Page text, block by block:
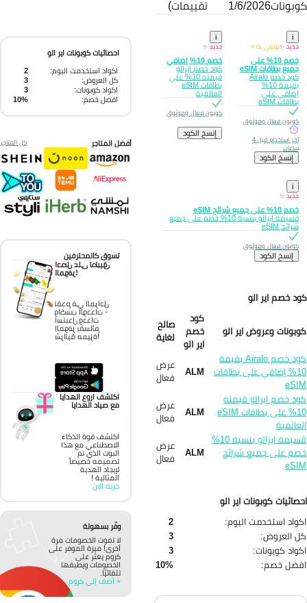
1/6/2026 تقييمات)
i
جديد ✨نوصي به ⭐
خصم 10% على
جميع بطاقات eSIM
كود خصم Airalo
بقيمة 10%
إضافي على
بطاقات eSIM
كوبون فعال وموثوق
آخر استخدام قبل 4
ساعات
إِنسخ الكود
i
جديد ✨
خصم 10% إضافي
كود خصم ايرالو
قيمته 10% على
بطاقات eSIM
العالمية
كوبون فعال وموثوق
إِنسخ الكود
i
جديد ✨
خصم 10% على جميع شرائح eSIM
قسيمة ايرالو بنسبة 10% خصم على جميع
شرائح eSIM
كوبون فعال وموثوق
إِنسخ الكود
خصم اير الو
وعروض اير الو
كود
خصم
اير الو
صالح
لغاية
كود خصم Airalo بقيمة
10% إضافي على بطاقات ALM عرض
فعال
خصم ايرالو قيمته
10% على بطاقات eSIM ALM عرض
فعال
قسيمة ايرالو بنسبة 10%
على جميع شرائح ALM عرض
فعال
كوبونات اير الو
استخدمت اليوم:
العروض:
كوبونات:
خصم:
10%
احصائيات كوبونات اير الو
اكواد استخدمت اليوم:
كل العروض:
اكواد كوبونات:
افضل خصم: 10%
أفضل المتاجر كل المتاجر
تسوق كالمحترفين
احصل على تطبيق
الموفر!
تقدم في المراحل
واكسب الوحدات -
استبدل وحدات
الموفر بقسائم
شرائية مميزة!
اكتشف اروع الهدايا
مع صياد الهدايا
اكتشف قوة الذكاء
الاصطناعي مع هذا
البوت الذي تم
تصميمه خصيصاً
لإيجاد الهدية
المثالية !
جربه الان
وفّر بسهولة
لا تفوت الخصومات مرة
أخرى! ميزة الموفر على
كروم يعثر على
الخصومات ويطبقها
تلقائيًا.
+ أضف إلى كروم